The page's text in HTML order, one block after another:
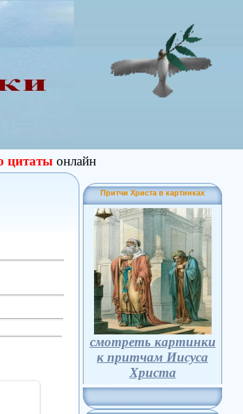
цитатыонлайн
Притчи Христа в картинках
cмотреть картинки
к притчам Иисуса
Христа